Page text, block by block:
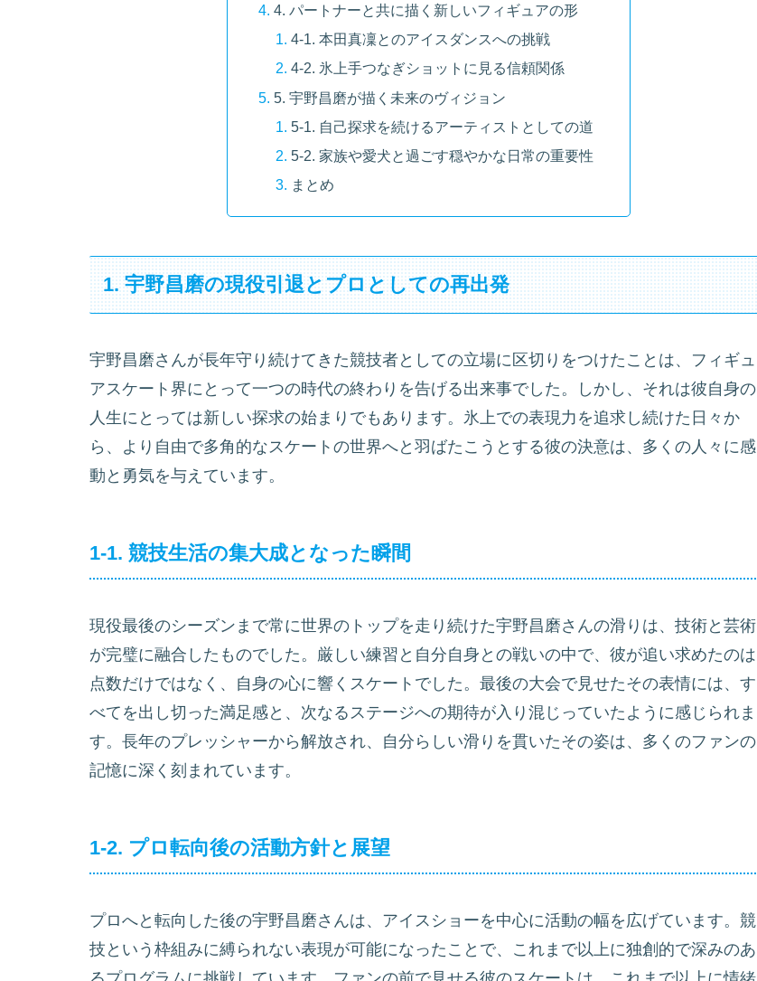
4. パートナーと共に描く新しいフィギュアの形
4-1. 本田真凜とのアイスダンスへの挑戦
4-2. 氷上手つなぎショットに見る信頼関係
5. 宇野昌磨が描く未来のヴィジョン
5-1. 自己探求を続けるアーティストとしての道
5-2. 家族や愛犬と過ごす穏やかな日常の重要性
まとめ
1. 宇野昌磨の現役引退とプロとしての再出発
宇野昌磨さんが長年守り続けてきた競技者としての立場に区切りをつけたことは、フィギュ
アスケート界にとって一つの時代の終わりを告げる出来事でした。しかし、それは彼自身の
人生にとっては新しい探求の始まりでもあります。氷上での表現力を追求し続けた日々か
ら、より自由で多角的なスケートの世界へと羽ばたこうとする彼の決意は、多くの人々に感
動と勇気を与えています。
1-1. 競技生活の集大成となった瞬間
現役最後のシーズンまで常に世界のトップを走り続けた宇野昌磨さんの滑りは、技術と芸術
が完璧に融合したものでした。厳しい練習と自分自身との戦いの中で、彼が追い求めたのは
点数だけではなく、自身の心に響くスケートでした。最後の大会で見せたその表情には、す
べてを出し切った満足感と、次なるステージへの期待が入り混じっていたように感じられま
す。長年のプレッシャーから解放され、自分らしい滑りを貫いたその姿は、多くのファンの
記憶に深く刻まれています。
1-2. プロ転向後の活動方針と展望
プロへと転向した後の宇野昌磨さんは、アイスショーを中心に活動の幅を広げています。競
技という枠組みに縛られない表現が可能になったことで、これまで以上に独創的で深みのあ